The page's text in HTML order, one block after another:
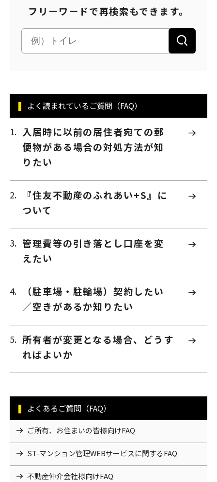
フリーワードで再検索もできます。
よくあるご質問（FAQ）
ご所有、お住まいの皆様向けFAQ
ST-マンション管理WEBサービスに関するFAQ
不動産仲介会社様向けFAQ
よく読まれているご質問（FAQ）
入居時に以前の居住者宛ての郵
便物がある場合の対処方法が知
りたい
『住友不動産のふれあい+S』に
ついて
管理費等の引き落とし口座を変
えたい
（駐車場・駐輪場）契約したい
／空きがあるか知りたい
所有者が変更となる場合、どうす
ればよいか